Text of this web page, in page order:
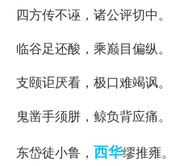
四方传不诬，诸公评切中。
临谷足还酸，乘巅目偏纵。
支颐讵厌看，极口难竭讽。
鬼凿手须胼，鲸负背应痛。
东岱徒小鲁， 西华缪推雍。